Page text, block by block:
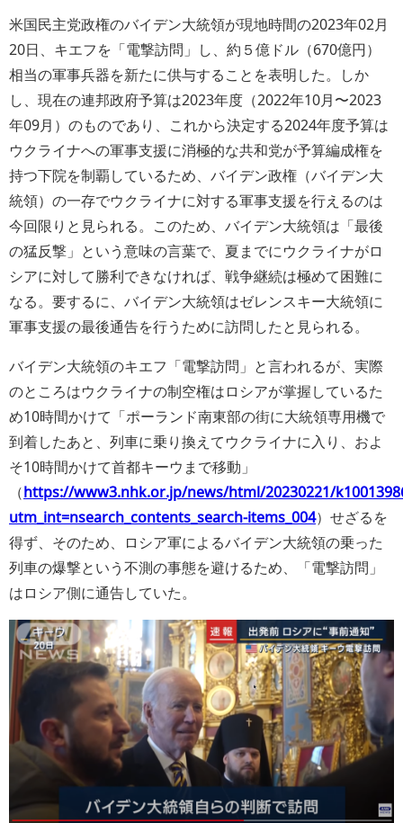
米国民主党政権のバイデン大統領が現地時間の2023年02月
20日、キエフを「電撃訪問」し、約５億ドル（670億円）
相当の軍事兵器を新たに供与することを表明した。しか
し、現在の連邦政府予算は2023年度（2022年10月〜2023
年09月）のものであり、これから決定する2024年度予算は
ウクライナへの軍事支援に消極的な共和党が予算編成権を
持つ下院を制覇しているため、バイデン政権（バイデン大
統領）の一存でウクライナに対する軍事支援を行えるのは
今回限りと見られる。このため、バイデン大統領は「最後
の猛反撃」という意味の言葉で、夏までにウクライナがロ
シアに対して勝利できなければ、戦争継続は極めて困難に
なる。要するに、バイデン大統領はゼレンスキー大統領に
軍事支援の最後通告を行うために訪問したと見られる。
バイデン大統領のキエフ「電撃訪問」と言われるが、実際
のところはウクライナの制空権はロシアが掌握しているた
め10時間かけて
ポーランド南東部の街に大統領専用機で
到着したあと、列車に乗り換えてウクライナに入り、およ
そ10時間かけて首都キーウまで移動
（https://www3.nhk.or.jp/news/html/20230221/
utm_int=nsearch_contents_search-items_004）せざるを
得ず、そのため、ロシア軍によるバイデン大統領の乗った
列車の爆撃という不測の事態を避けるため、「電撃訪問」
はロシア側に通告していた。